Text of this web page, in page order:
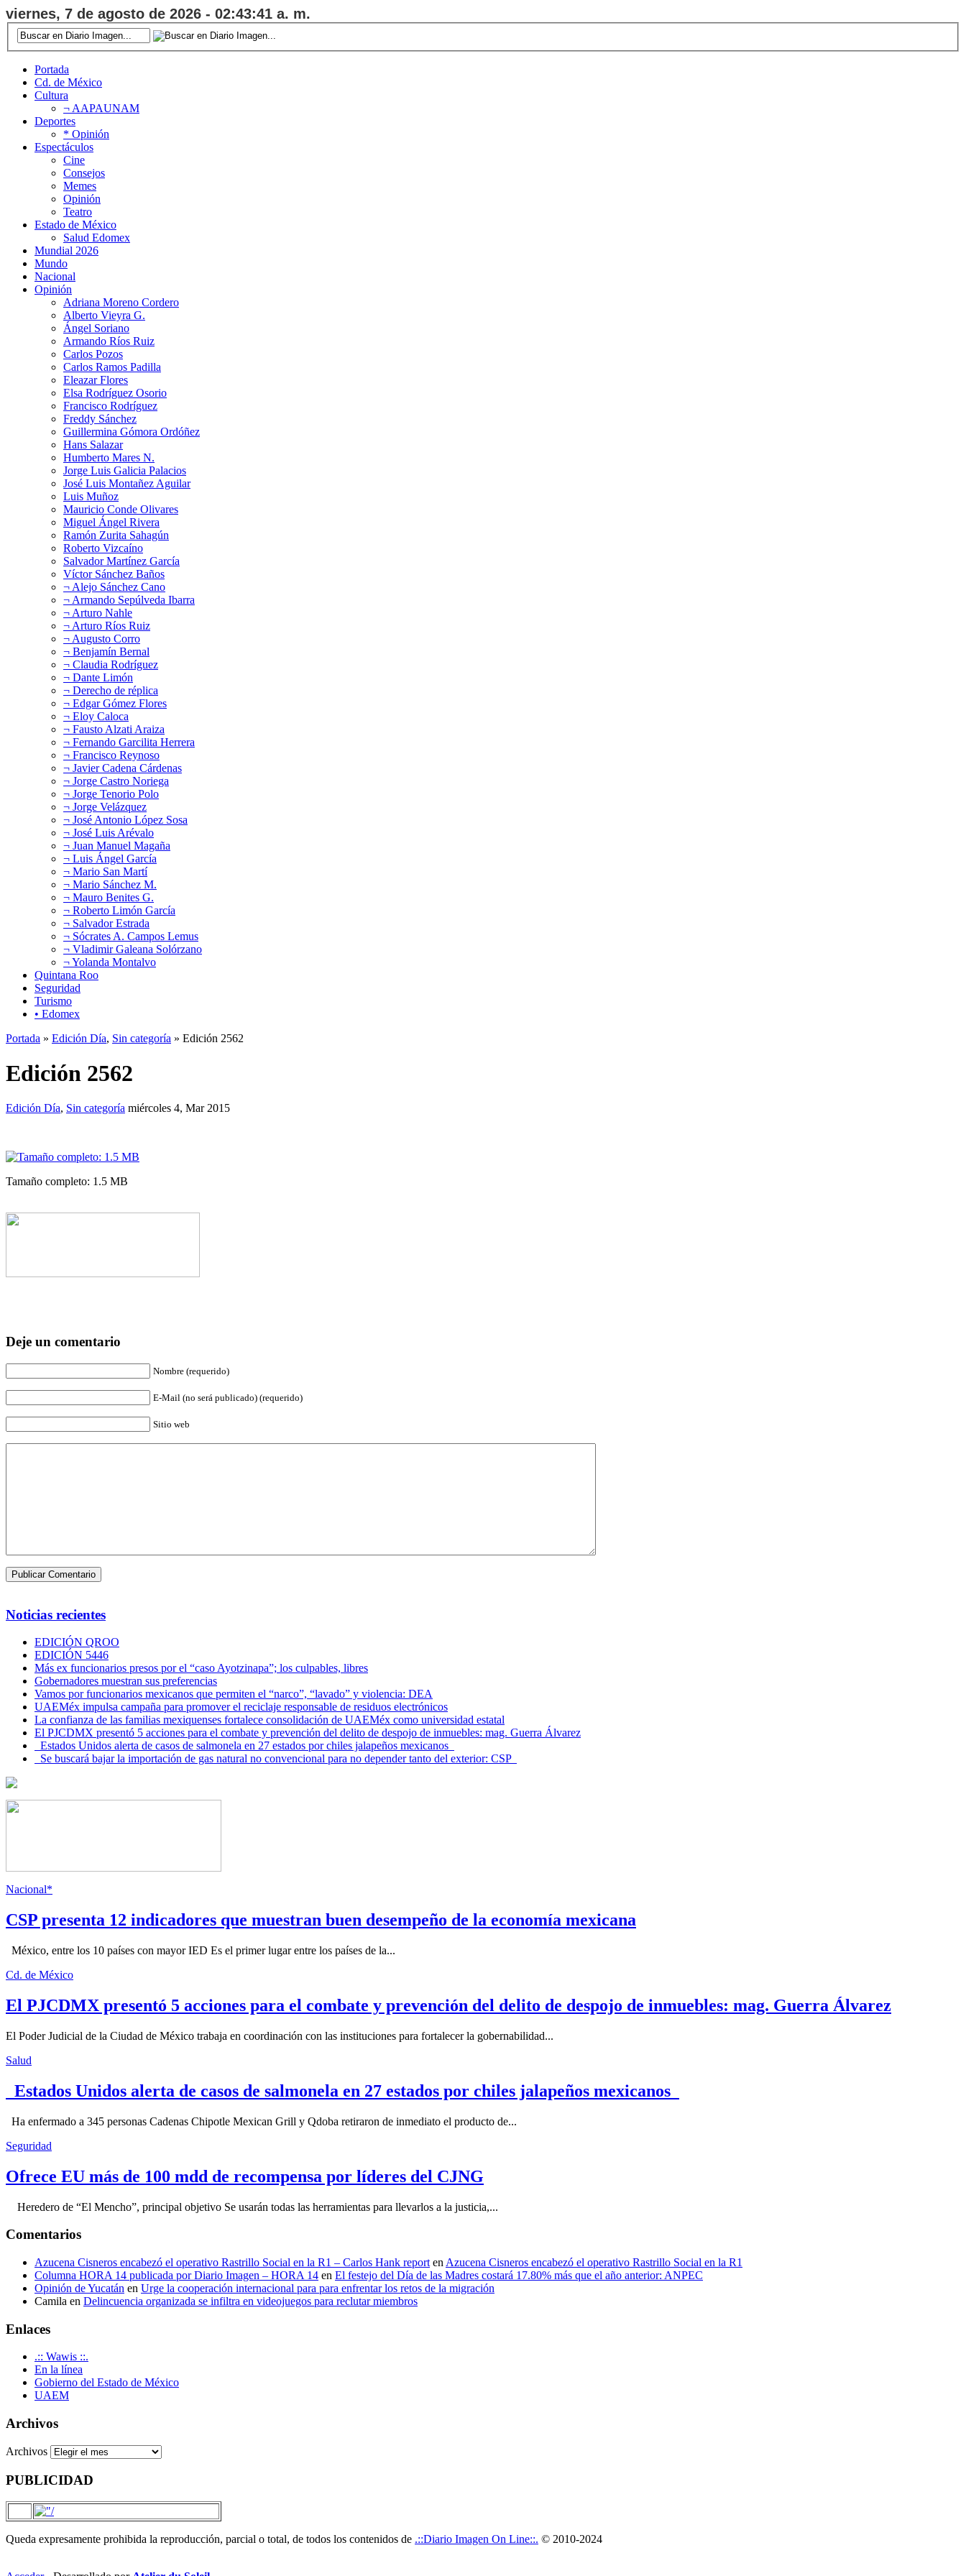
viernes, 7 de agosto de 2026 - 02:43:41 a. m.
Portada
Cd. de México
Cultura
¬ AAPAUNAM
Deportes
* Opinión
Espectáculos
Cine
Consejos
Memes
Opinión
Teatro
Estado de México
Salud Edomex
Mundial 2026
Mundo
Nacional
Opinión
Adriana Moreno Cordero
Alberto Vieyra G.
Ángel Soriano
Armando Ríos Ruiz
Carlos Pozos
Carlos Ramos Padilla
Eleazar Flores
Elsa Rodríguez Osorio
Francisco Rodríguez
Freddy Sánchez
Guillermina Gómora Ordóñez
Hans Salazar
Humberto Mares N.
Jorge Luis Galicia Palacios
José Luis Montañez Aguilar
Luis Muñoz
Mauricio Conde Olivares
Miguel Ángel Rivera
Ramón Zurita Sahagún
Roberto Vizcaíno
Salvador Martínez García
Víctor Sánchez Baños
¬ Alejo Sánchez Cano
¬ Armando Sepúlveda Ibarra
¬ Arturo Nahle
¬ Arturo Ríos Ruiz
¬ Augusto Corro
¬ Benjamín Bernal
¬ Claudia Rodríguez
¬ Dante Limón
¬ Derecho de réplica
¬ Edgar Gómez Flores
¬ Eloy Caloca
¬ Fausto Alzati Araiza
¬ Fernando Garcilita Herrera
¬ Francisco Reynoso
¬ Javier Cadena Cárdenas
¬ Jorge Castro Noriega
¬ Jorge Tenorio Polo
¬ Jorge Velázquez
¬ José Antonio López Sosa
¬ José Luis Arévalo
¬ Juan Manuel Magaña
¬ Luis Ángel García
¬ Mario San Martí
¬ Mario Sánchez M.
¬ Mauro Benites G.
¬ Roberto Limón García
¬ Salvador Estrada
¬ Sócrates A. Campos Lemus
¬ Vladimir Galeana Solórzano
¬ Yolanda Montalvo
Quintana Roo
Seguridad
Turismo
• Edomex
Portada » Edición Día, Sin categoría » Edición 2562
Edición 2562
Edición Día, Sin categoría miércoles 4, Mar 2015
Tamaño completo: 1.5 MB
Deje un comentario
Nombre (requerido)
E-Mail (no será publicado) (requerido)
Sitio web
Noticias recientes
EDICIÓN QROO
EDICIÓN 5446
Más ex funcionarios presos por el “caso Ayotzinapa”; los culpables, libres
Gobernadores muestran sus preferencias
Vamos por funcionarios mexicanos que permiten el “narco”, “lavado” y violencia: DEA
UAEMéx impulsa campaña para promover el reciclaje responsable de residuos electrónicos
La confianza de las familias mexiquenses fortalece consolidación de UAEMéx como universidad estatal
El PJCDMX presentó 5 acciones para el combate y prevención del delito de despojo de inmuebles: mag. Guerra Álvarez
Estados Unidos alerta de casos de salmonela en 27 estados por chiles jalapeños mexicanos
Se buscará bajar la importación de gas natural no convencional para no depender tanto del exterior: CSP
Nacional*
CSP presenta 12 indicadores que muestran buen desempeño de la economía mexicana
México, entre los 10 países con mayor IED Es el primer lugar entre los países de la...
Cd. de México
El PJCDMX presentó 5 acciones para el combate y prevención del delito de despojo de inmuebles: mag. Guerra Álvarez
El Poder Judicial de la Ciudad de México trabaja en coordinación con las instituciones para fortalecer la gobernabilidad...
Salud
Estados Unidos alerta de casos de salmonela en 27 estados por chiles jalapeños mexicanos
Ha enfermado a 345 personas Cadenas Chipotle Mexican Grill y Qdoba retiraron de inmediato el producto de...
Seguridad
Ofrece EU más de 100 mdd de recompensa por líderes del CJNG
Heredero de “El Mencho”, principal objetivo Se usarán todas las herramientas para llevarlos a la justicia,...
Comentarios
Azucena Cisneros encabezó el operativo Rastrillo Social en la R1 – Carlos Hank report en Azucena Cisneros encabezó el operativo Rastrillo Social en la R1
Columna HORA 14 publicada por Diario Imagen – HORA 14 en El festejo del Día de las Madres costará 17.80% más que el año anterior: ANPEC
Opinión de Yucatán en Urge la cooperación internacional para para enfrentar los retos de la migración
Camila en Delincuencia organizada se infiltra en videojuegos para reclutar miembros
Enlaces
.:: Wawis ::.
En la línea
Gobierno del Estado de México
UAEM
Archivos
Archivos
PUBLICIDAD
Queda expresamente prohibida la reproducción, parcial o total, de todos los contenidos de .::Diario Imagen On Line::. © 2010-2024